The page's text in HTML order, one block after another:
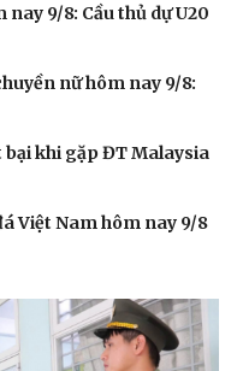
9/8: Cầu thủ dự U20
nữ hôm nay 9/8:
khi gặp ĐT Malaysia
Việt Nam hôm nay 9/8